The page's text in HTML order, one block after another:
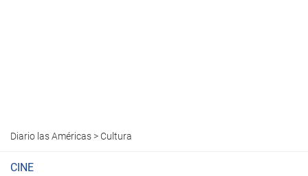
Diario las Américas> Cultura
CINE